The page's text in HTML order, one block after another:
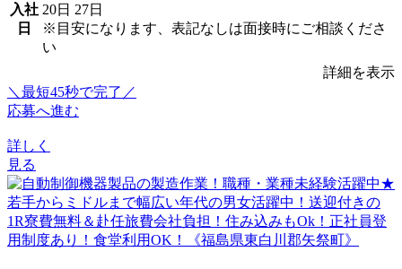
入社
日
20日 27日
※目安になります、表記なしは面接時にご相談くださ
い
詳細を表示
＼最短45秒で完了／
応募へ進む
詳しく
見る